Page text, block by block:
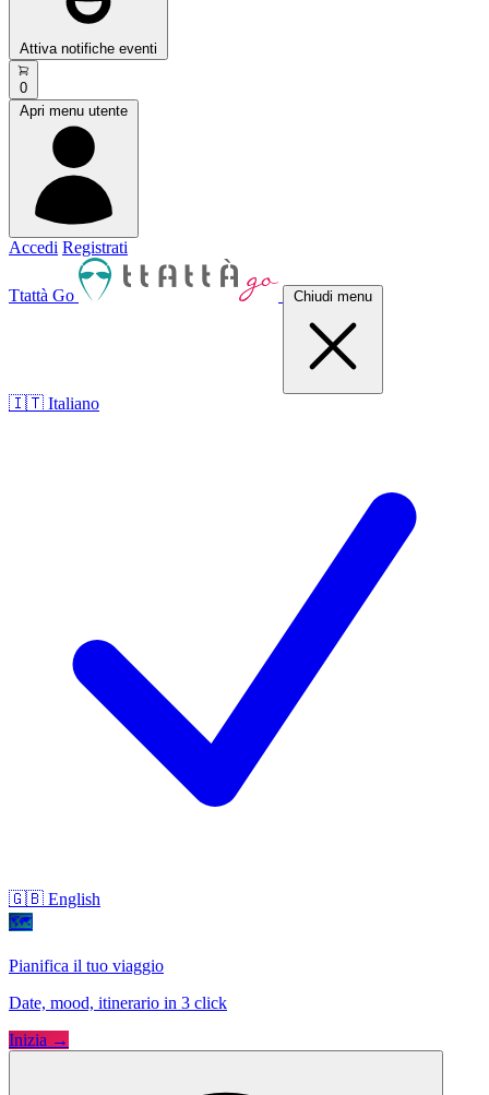
Attiva notifiche eventi
0
Apri menu utente
Accedi Registrati
Ttattà Go Chiudi menu
🇮🇹 Italiano
🇬🇧 English
🗺
Pianifica il tuo viaggio
Date, mood, itinerario in 3 click
Inizia →